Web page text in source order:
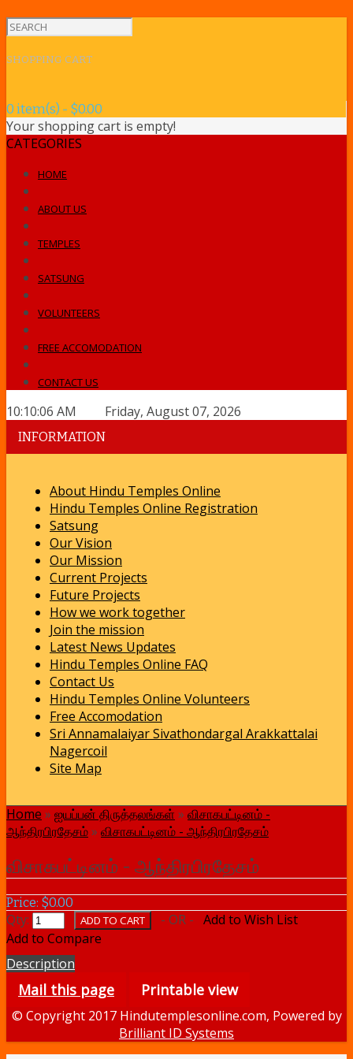
SHOPPING CART
0 item(s) - $0.00
Your shopping cart is empty!
CATEGORIES
HOME
ABOUT US
TEMPLES
SATSUNG
VOLUNTEERS
FREE ACCOMODATION
CONTACT US
10:10:06 AM Friday, August 07, 2026
INFORMATION
About Hindu Temples Online
Hindu Temples Online Registration
Satsung
Our Vision
Our Mission
Current Projects
Future Projects
How we work together
Join the mission
Latest News Updates
Hindu Temples Online FAQ
Contact Us
Hindu Temples Online Volunteers
Free Accomodation
Sri Annamalaiyar Sivathondargal Arakkattalai
Nagercoil
Site Map
Home » ஐயப்பன் திருத்தலங்கள் » விசாகபட்டினம் -
ஆந்திரபிரதேசம்» விசாகபட்டினம் - ஆந்திரபிரதேசம்
விசாகபட்டினம் - ஆந்திரபிரதேசம்
Price: $0.00
Qty: - OR - Add to Wish List
Add to Compare
Description
Mail this page Printable view
© Copyright 2017 Hindutemplesonline.com, Powered by
Brilliant ID Systems